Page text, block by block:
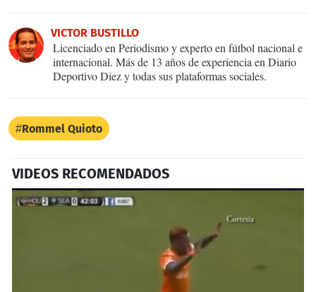
VICTOR BUSTILLO
Licenciado en Periodismo y experto en fútbol nacional e
internacional. Más de 13 años de experiencia en Diario
Deportivo Diez y todas sus plataformas sociales.
Rommel Quioto
VIDEOS RECOMENDADOS